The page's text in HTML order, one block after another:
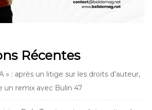
Récentes
» : après un litige sur les droits d’auteur,
un remix avec Bulin 47